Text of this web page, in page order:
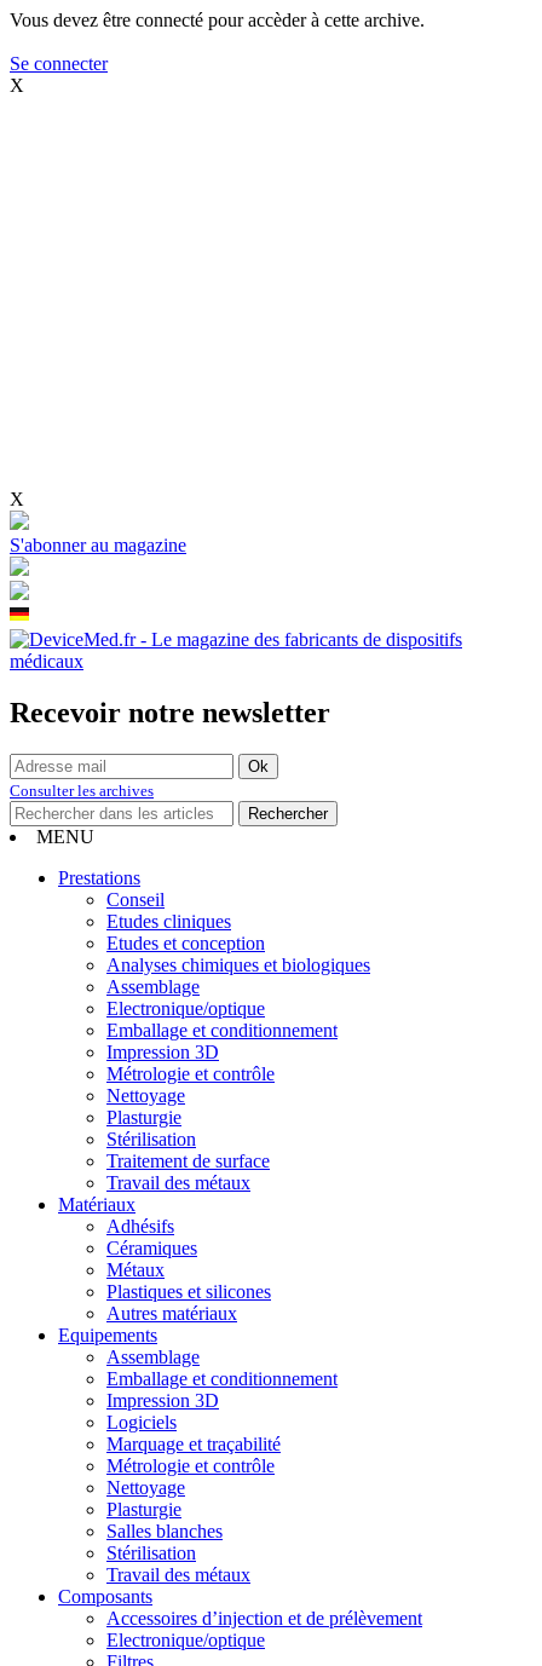
Vous devez être connecté pour accèder à cette archive.
Se connecter
X
X
S'abonner au magazine
Recevoir notre newsletter
Consulter les archives
MENU
Prestations
Conseil
Etudes cliniques
Etudes et conception
Analyses chimiques et biologiques
Assemblage
Electronique/optique
Emballage et conditionnement
Impression 3D
Métrologie et contrôle
Nettoyage
Plasturgie
Stérilisation
Traitement de surface
Travail des métaux
Matériaux
Adhésifs
Céramiques
Métaux
Plastiques et silicones
Autres matériaux
Equipements
Assemblage
Emballage et conditionnement
Impression 3D
Logiciels
Marquage et traçabilité
Métrologie et contrôle
Nettoyage
Plasturgie
Salles blanches
Stérilisation
Travail des métaux
Composants
Accessoires d’injection et de prélèvement
Electronique/optique
Filtres